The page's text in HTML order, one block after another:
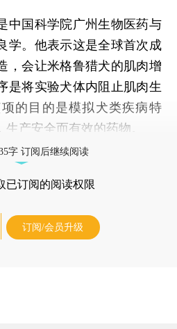
国科学院广州生物医药与
学。他表示这是全球首次成
，会让米格鲁猎犬的肌肉增
是将实验犬体内阻止肌肉生
的目的是模拟犬类疾病特
产安全而有效的药物。
字 订阅后继续阅读
已订阅的阅读权限
订阅/会员升级